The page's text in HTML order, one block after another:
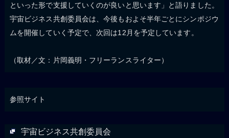
といった形で支援していくのが良いと思います」と語りました。
宇宙ビジネス共創委員会は、今後もおよそ半年ごとにシンポジウ
ムを開催していく予定で、次回は12月を予定しています。
（取材／文：片岡義明・フリーランスライター）
参照サイト
宇宙ビジネス共創委員会